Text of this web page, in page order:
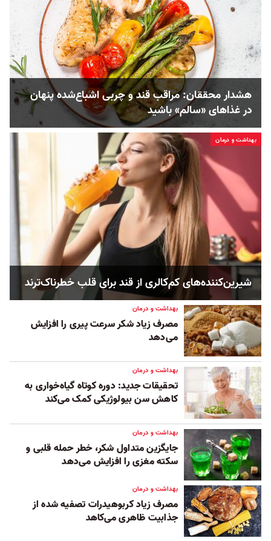
هشدار محققان: مراقب قند و چربی اشباع‌شده پنهان
در غذاهای «سالم» باشید
بهداشت و درمان
شیرین‌کننده‌های کم‌کالری از قند برای قلب خطرناک‌ترند
بهداشت و درمان
مصرف زیاد شکر سرعت پیری را افزایش
می‌دهد
بهداشت و درمان
تحقیقات جدید: دوره کوتاه گیاه‌خواری به
کاهش سن بیولوژیکی کمک می‌کند
بهداشت و درمان
جایگزین‌ متداول شکر، خطر حمله قلبی و
سکته مغزی را افزایش می‌دهد
بهداشت و درمان
مصرف زیاد کربوهیدرات تصفیه شده از
جذابیت ظاهری می‌کاهد